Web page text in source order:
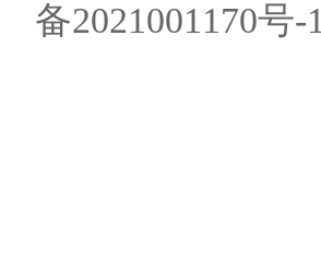
备2021001170号-1